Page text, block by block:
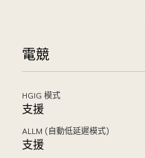
電競
HGIG 模式
支援
ALLM (自動低延遲模式)
支援